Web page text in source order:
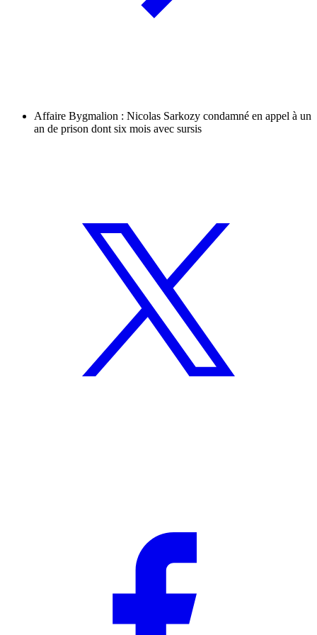
Affaire Bygmalion : Nicolas Sarkozy condamné en appel à un
an de prison dont six mois avec sursis